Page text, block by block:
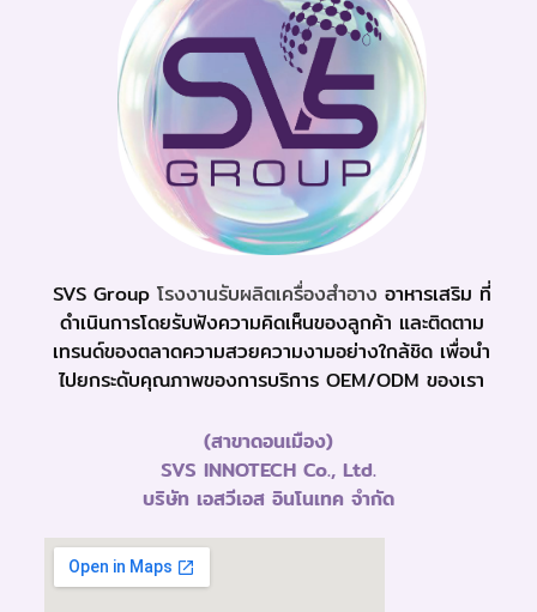
SVS Group โรงงานรับผลิตเครื่องสำอาง อาหารเสริม ที่
ดำเนินการโดยรับฟังความคิดเห็นของลูกค้า และติดตาม
เทรนด์ของตลาดความสวยความงามอย่างใกล้ชิด เพื่อนำ
ไปยกระดับคุณภาพของการบริการ OEM/ODM ของเรา
(สาขาดอนเมือง)
SVS INNOTECH Co., Ltd.
บริษัท เอสวีเอส อินโนเทค จำกัด